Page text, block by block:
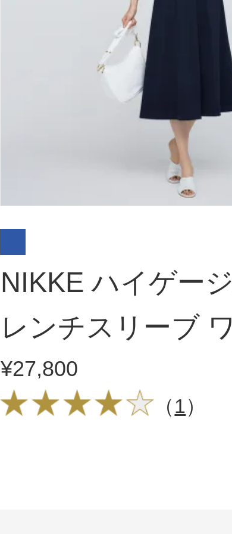
NIKKE ハイゲー
レンチスリーブ
¥27,800
（1）